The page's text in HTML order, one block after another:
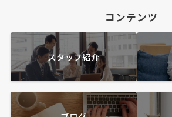
コンテンツ
スタッフ紹介